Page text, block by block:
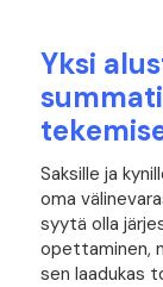
Yksi
Saksille ja
oma
syytä olla
opettaminen,
sen laadukas